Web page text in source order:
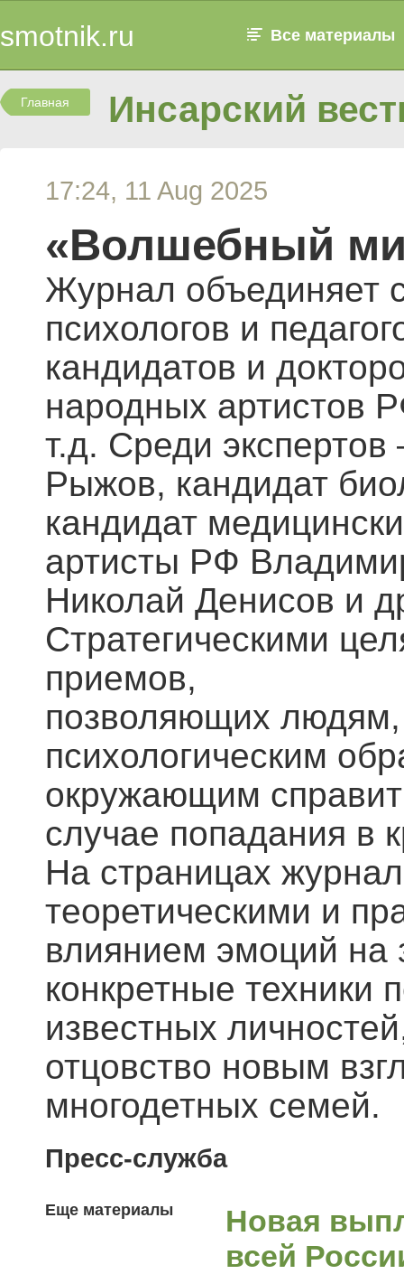
smotnik.ru Все материалы
Главная Инсарский
17:24, 11 Aug 2025
«Волшебный
Журнал объединяет
психологов и
кандидатов и
народных артистов
т.д. Среди экспертов
Рыжов, кандидат
кандидат
артисты РФ
Николай Денисов и
Стратегическими
приемов,
позволяющих
психологическим
окружающим
случае попадания в
На страницах
теоретическими и
влиянием эмоций на
конкретные техники
известных
отцовство новым
многодетных семей.
Пресс-служба
Еще материалы
Новая
всей